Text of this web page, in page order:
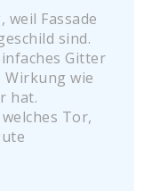
Fassade
sind.
Gitter
Wirkung wie
hat.
welches Tor,